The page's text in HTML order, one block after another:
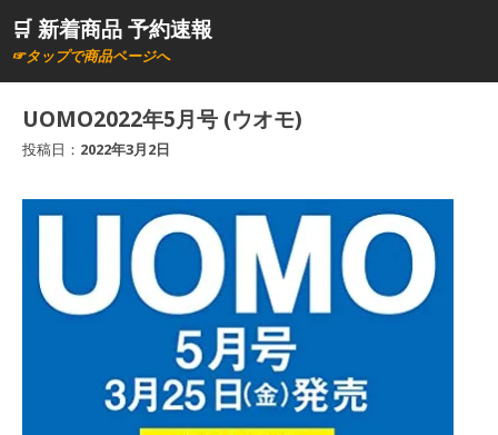
ン🛒 新着商品 予約速報
☞タップで商品ページへ
UOMO2022年5月号 (ウオモ)
投稿日： 2022年3月2日